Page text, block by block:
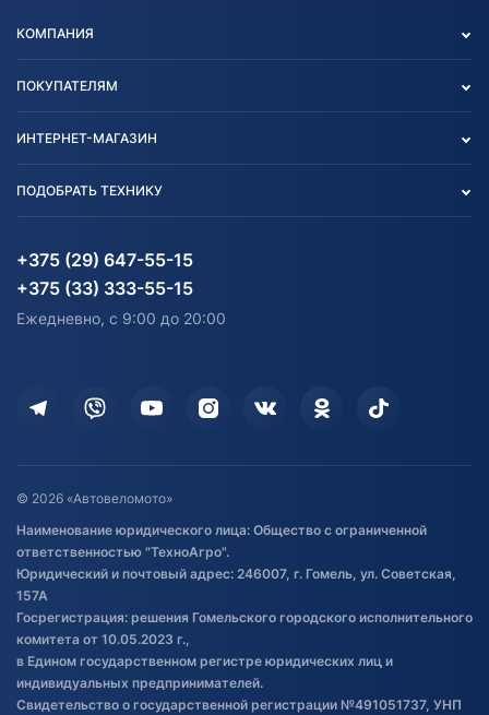
КОМПАНИЯ
Блог
Карта сайта
ПОКУПАТЕЛЯМ
Согласие на обработку
Информация до получения
согласия на обработку
Дополнительные услуги
Оставить отзыв
Договор публичной оферты
Обработка файлов cookie
Постановка транспорта на учет
Обновления в ЭПТС 2024
ИНТЕРНЕТ-МАГАЗИН
Агротехника
Водный транспорт
Электротранспорт
ПОДОБРАТЬ ТЕХНИКУ
Агротехника
Электротранспорт
+375 (29) 647-55-15
+375 (33) 333-55-15
Ежедневно, с 9:00 до 20:00
© 2026 «Автовеломото»
Наименование юридического лица: Общество с ограниченной
ответственностью "ТехноАгро".
Юридический и почтовый адрес: 246007, г. Гомель, ул. Советская,
157А
Госрегистрация: решения Гомельского городского исполнительного
комитета от 10.05.2023 г.,
в Едином государственном регистре юридических лиц и
индивидуальных предпринимателей.
Свидетельство о государственной регистрации №491051737, УНП